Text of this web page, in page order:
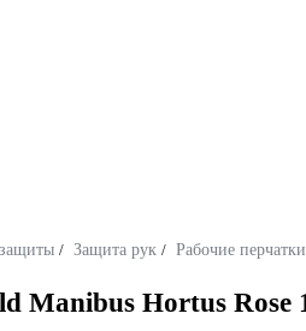
/ Защита рук / Рабочие перчатки
Manibus Hortus